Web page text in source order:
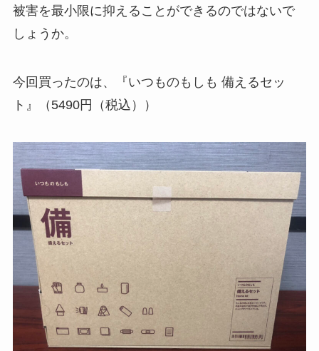
被害を最小限に抑えることができるのではないで
しょうか。
今回買ったのは、『いつものもしも 備えるセッ
ト』（5490円（税込））